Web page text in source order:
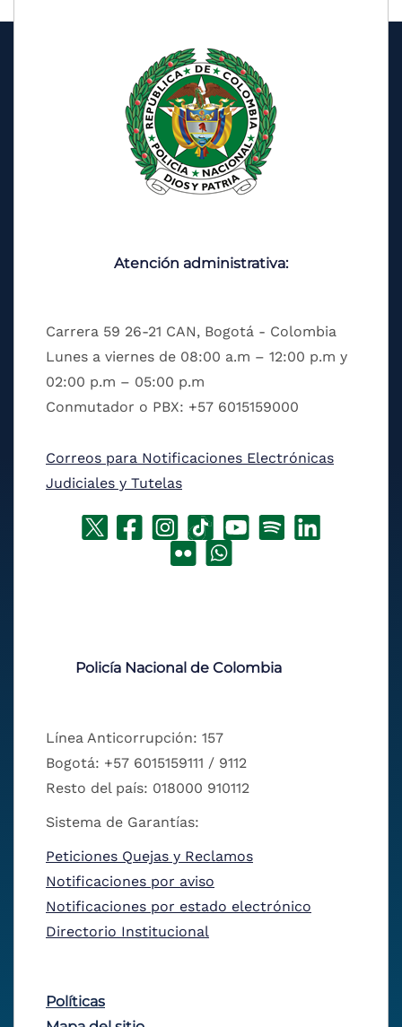
Atención administrativa:
Carrera 59 26-21 CAN, Bogotá - Colombia
Lunes a viernes de 08:00 a.m – 12:00 p.m y
02:00 p.m – 05:00 p.m
Conmutador o PBX: +57 6015159000
Correos para Notificaciones Electrónicas
Judiciales y Tutelas
Policía Nacional de Colombia
Línea Anticorrupción: 157
Bogotá: +57 6015159111 / 9112
Resto del país: 018000 910112
Sistema de Garantías:
Peticiones Quejas y Reclamos
Notificaciones por aviso
Notificaciones por estado electrónico
Directorio Institucional
Políticas